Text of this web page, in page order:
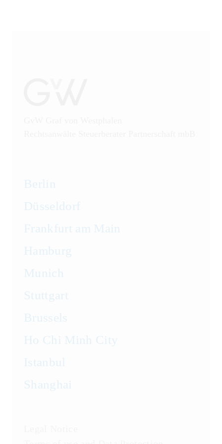
Berlin
Düsseldorf
Frankfurt am Main
Hamburg
Munich
Stuttgart
Brussels
Ho Chi Minh City
Istanbul
Shanghai